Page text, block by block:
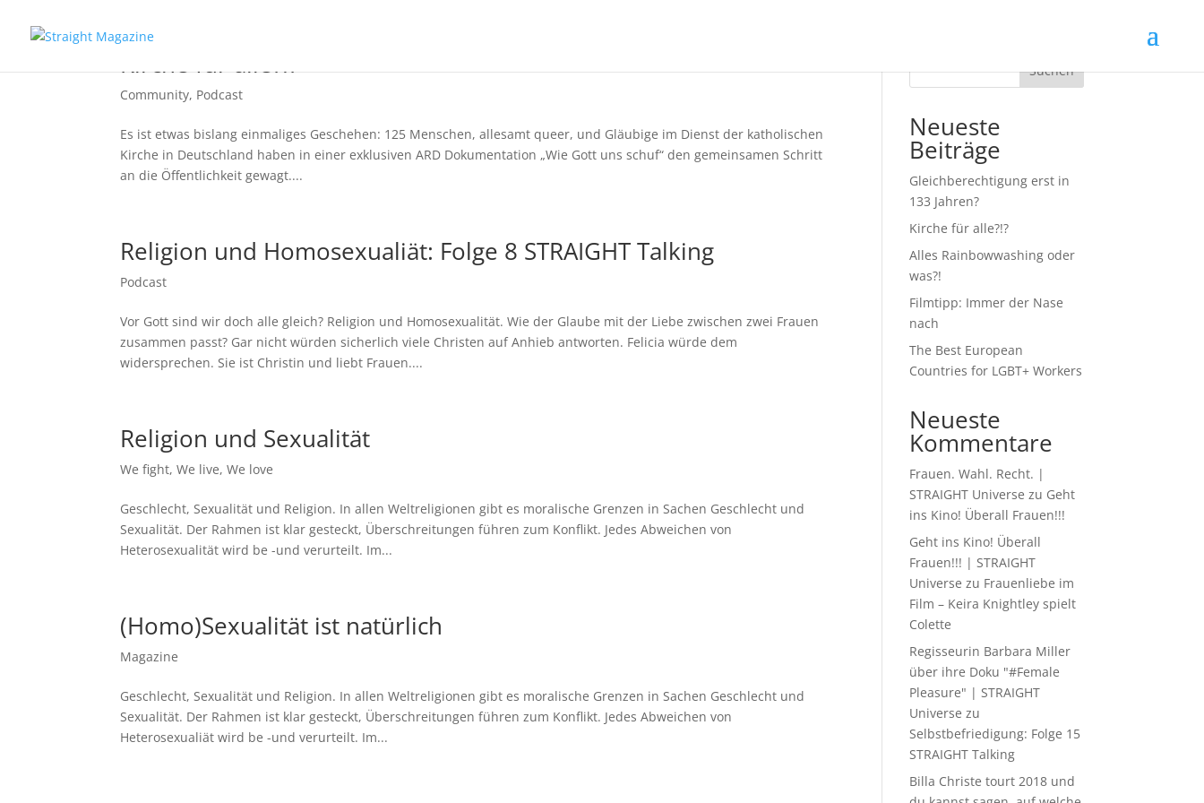
Kirche für alle?!?
Community, Podcast
Es ist etwas bislang einmaliges Geschehen: 125 Menschen, allesamt queer, und Gläubige im Dienst der katholischen
Kirche in Deutschland haben in einer exklusiven ARD Dokumentation „Wie Gott uns schuf“ den gemeinsamen Schritt
an die Öffentlichkeit gewagt....
Religion und Homosexualiät: Folge 8 STRAIGHT Talking
Podcast
Vor Gott sind wir doch alle gleich? Religion und Homosexualität. Wie der Glaube mit der Liebe zwischen zwei Frauen
zusammen passt? Gar nicht würden sicherlich viele Christen auf Anhieb antworten. Felicia würde dem
widersprechen. Sie ist Christin und liebt Frauen....
Religion und Sexualität
We fight,We live,We love
Geschlecht, Sexualität und Religion. In allen Weltreligionen gibt es moralische Grenzen in Sachen Geschlecht und
Sexualität. Der Rahmen ist klar gesteckt, Überschreitungen führen zum Konflikt. Jedes Abweichen von
Heterosexualität wird be -und verurteilt. Im...
(Homo)Sexualität ist natürlich
Magazine
Geschlecht, Sexualität und Religion. In allen Weltreligionen gibt es moralische Grenzen in Sachen Geschlecht und
Sexualität. Der Rahmen ist klar gesteckt, Überschreitungen führen zum Konflikt. Jedes Abweichen von
Heterosexualiät wird be -und verurteilt. Im...
Suchen
Neueste
Beiträge
Gleichberechtigung erst in
133 Jahren?
Kirche für alle?!?
Alles Rainbowwashing oder
was?!
Filmtipp: Immer der Nase
nach
The Best European
Countries for LGBT+ Workers
Neueste
Kommentare
Frauen. Wahl. Recht. |
STRAIGHT Universe zu Geht
ins Kino! Überall Frauen!!!
Geht ins Kino! Überall
Frauen!!! | STRAIGHT
Universe zu Frauenliebe im
Film – Keira Knightley spielt
Colette
Regisseurin Barbara Miller
über ihre Doku "#Female
Pleasure" | STRAIGHT
Universe zu
Selbstbefriedigung: Folge 15
STRAIGHT Talking
Billa Christe tourt 2018 und